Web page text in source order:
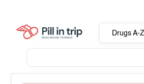
Drugs A-Z